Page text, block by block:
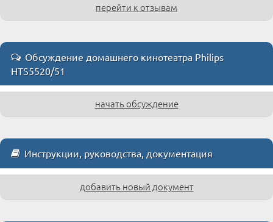
перейти к отзывам
Обсуждение домашнего кинотеатра Philips
HTS5520/51
начать обсуждение
Инструкции, руководства, документация
добавить новый документ